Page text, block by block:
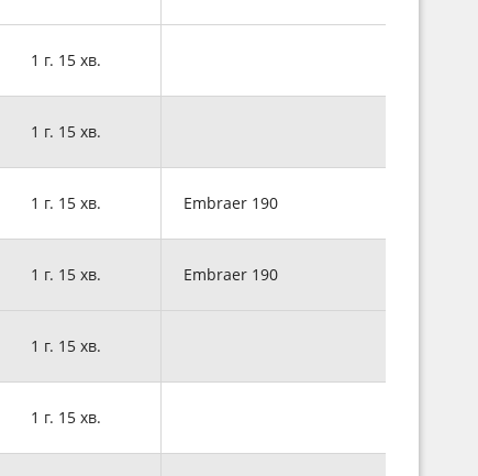
1 г. 15 хв.
1 г. 15 хв.
1 г. 15 хв. Embraer 190
1 г. 15 хв. Embraer 190
1 г. 15 хв.
1 г. 15 хв.